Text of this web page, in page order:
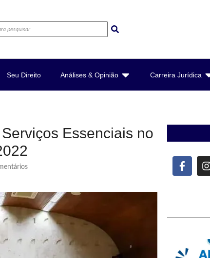
Seu Direito Análises & Opinião Carreira Jurídica
Essenciais no